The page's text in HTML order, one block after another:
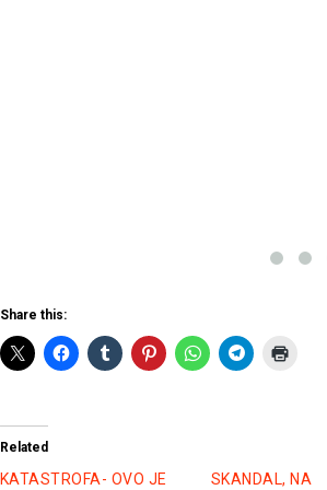
Share this:
Related
KATASTROFA- OVO JE SKANDAL, NA